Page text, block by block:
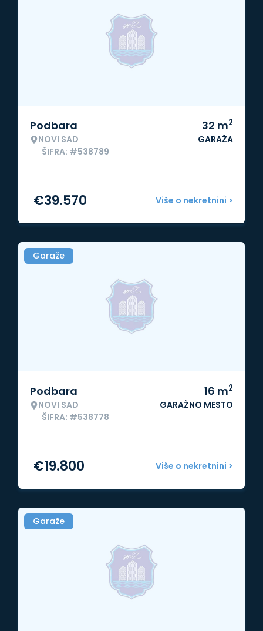
Podbara
NOVI SAD
ŠIFRA: #538789
32 m2
GARAŽA
Više o nekretnini >
€39.570
Garaže
Podbara
NOVI SAD
ŠIFRA: #538778
16 m2
GARAŽNO MESTO
Više o nekretnini >
€19.800
Garaže